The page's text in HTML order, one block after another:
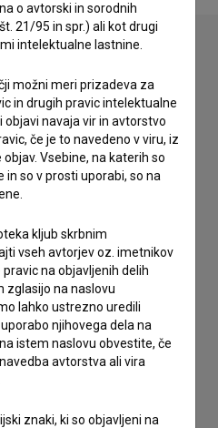
obrazca lahko stopite v
filmov. Veseli bomo vaših
o avtorski in sorodnih
21/95 in spr.) ali kot drugi
intelektualne lastnine.
možni meri prizadeva za
in drugih pravic intelektualne
objavi navaja vir in avtorstvo
če je to navedeno v viru, iz
Vsebine, na katerih so
so v prosti uporabi, so na
kljub skrbnim
vseh avtorjev oz. imetnikov
na objavljenih delih
zglasijo na naslovu
lahko ustrezno uredili
njihovega dela na
istem naslovu obvestite, če
avtorstva ali vira
znaki, ki so objavljeni na